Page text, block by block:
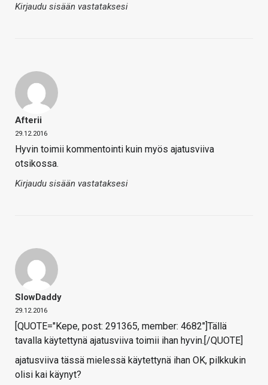
Kirjaudu sisään vastataksesi
Afterii
29.12.2016
Hyvin toimii kommentointi kuin myös ajatusviiva
otsikossa.
Kirjaudu sisään vastataksesi
SlowDaddy
29.12.2016
[QUOTE="Kepe, post: 291365, member: 4682"]Tällä
tavalla käytettynä ajatusviiva toimii ihan hyvin.[/QUOTE]
ajatusviiva tässä mielessä käytettynä ihan OK, pilkkukin
olisi kai käynyt?